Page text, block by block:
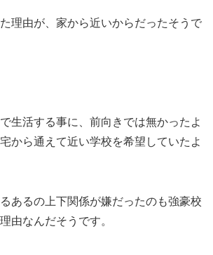
理由が、家から近いからだったそうで
生活する事に、前向きでは無かったよ
から通えて近い学校を希望していたよ
あるの上下関係が嫌だったのも強豪校
由なんだそうです。